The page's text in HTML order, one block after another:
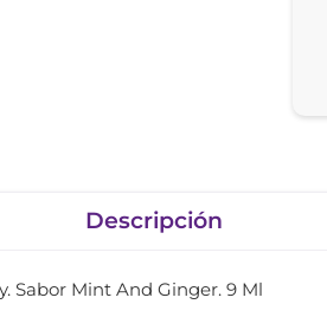
Descripción
Sabor Mint And Ginger. 9 Ml